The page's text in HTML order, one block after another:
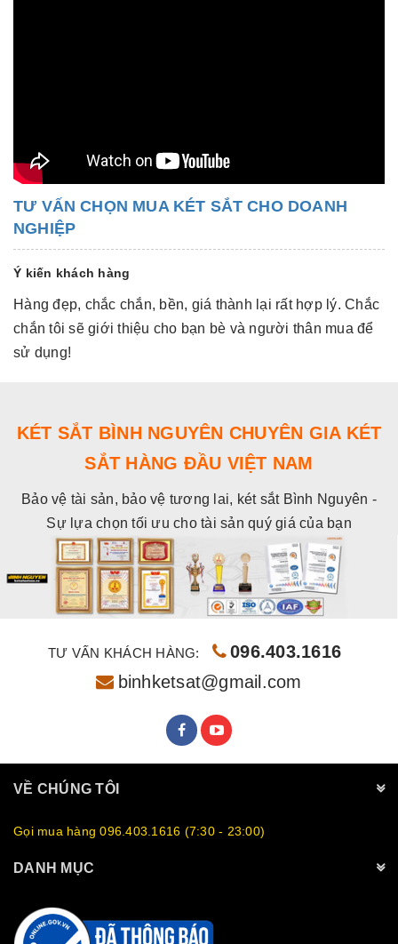
TƯ VẤN CHỌN MUA KÉT SẮT CHO DOANH
NGHIỆP
Ý kiến khách hàng
Hàng đẹp, chắc chắn, bền, giá thành lại rất hợp lý. Chắc
chắn tôi sẽ giới thiệu cho bạn bè và người thân mua để
sử dụng!
KÉT SẮT BÌNH NGUYÊN CHUYÊN GIA KÉT
SẮT HÀNG ĐẦU VIỆT NAM
Bảo vệ tài sản, bảo vệ tương lai, két sắt Bình Nguyên -
Sự lựa chọn tối ưu cho tài sản quý giá của bạn
TƯ VẤN KHÁCH HÀNG:
096.403.1616
binhketsat@gmail.com
VỀ CHÚNG TÔI
Gọi mua hàng 096.403.1616 (7:30 - 23:00)
DANH MỤC